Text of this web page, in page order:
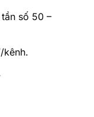
số 50 –
kênh.